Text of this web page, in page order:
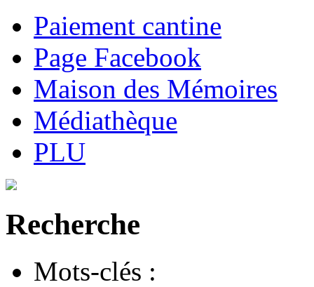
Paiement cantine
Page Facebook
Maison des Mémoires
Médiathèque
PLU
Recherche
Mots-clés :